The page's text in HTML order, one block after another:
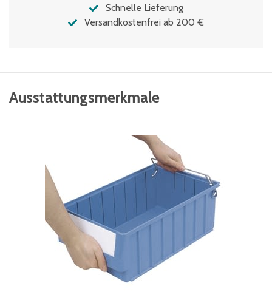
Schnelle Lieferung
Versandkostenfrei ab 200 €
Ausstattungsmerkmale